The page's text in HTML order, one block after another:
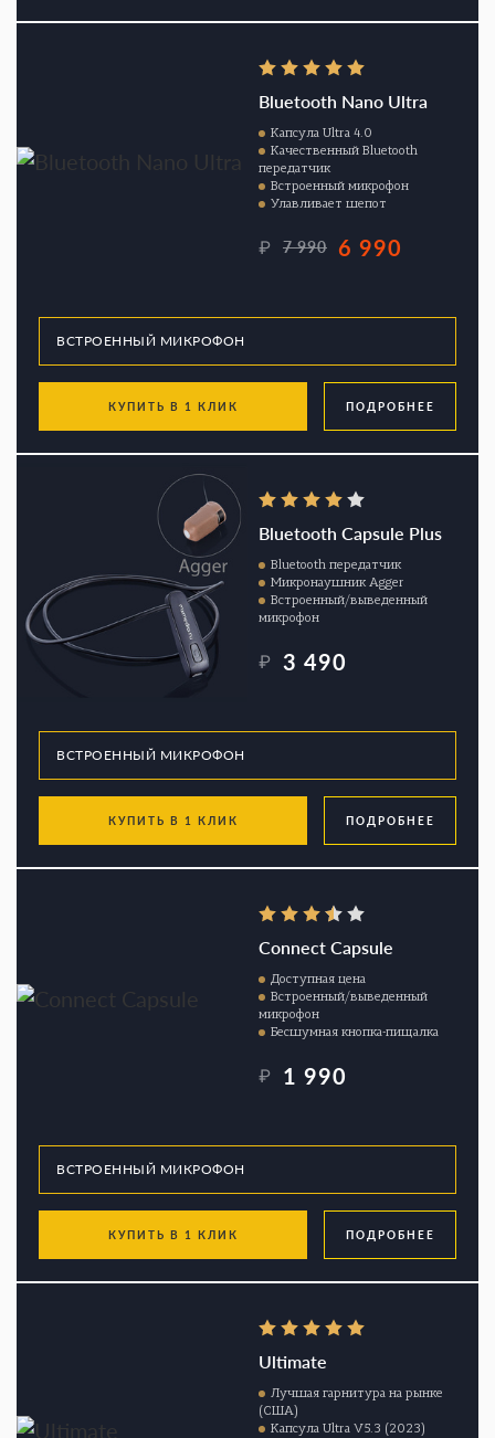
Bluetooth Nano Ultra
Капсула Ultra 4.0
Качественный Bluetooth
передатчик
Встроенный микрофон
Улавливает шепот
₽ 7 990 6 990
КУПИТЬ В 1 КЛИК ПОДРОБНЕЕ
Bluetooth Capsule Plus
Bluetooth передатчик
Микронаушник Agger
Встроенный/выведенный
микрофон
₽ 3 490
КУПИТЬ В 1 КЛИК ПОДРОБНЕЕ
Connect Capsule
Доступная цена
Встроенный/выведенный
микрофон
Бесшумная кнопка-пищалка
₽ 1 990
КУПИТЬ В 1 КЛИК ПОДРОБНЕЕ
Ultimate
Лучшая гарнитура на рынке
(США)
Капсула Ultra V5.3 (2023)